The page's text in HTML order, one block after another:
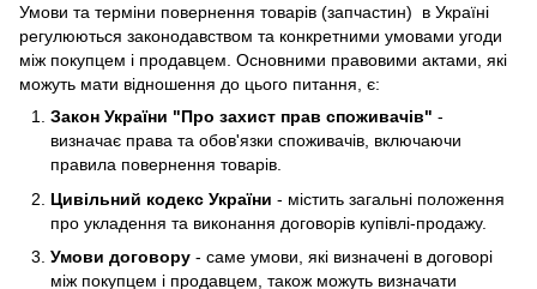
Умови та терміни повернення товарів (запчастин) в Україні
регулюються законодавством та конкретними умовами угоди
між покупцем і продавцем. Основними правовими актами, які
можуть мати відношення до цього питання, є:
Закон України "Про захист прав споживачів" -
визначає права та обов'язки споживачів, включаючи
правила повернення товарів.
Цивільний кодекс України - містить загальні положення
про укладення та виконання договорів купівлі-продажу.
Умови договору - саме умови, які визначені в договорі
між покупцем і продавцем, також можуть визначати